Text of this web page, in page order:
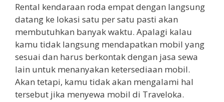
Rental kendaraan roda empat dengan langsung
datang ke lokasi satu per satu pasti akan
membutuhkan banyak waktu. Apalagi kalau
kamu tidak langsung mendapatkan mobil yang
sesuai dan harus berkontak dengan jasa sewa
lain untuk menanyakan ketersediaan mobil.
Akan tetapi, kamu tidak akan mengalami hal
tersebut jika menyewa mobil di Traveloka.